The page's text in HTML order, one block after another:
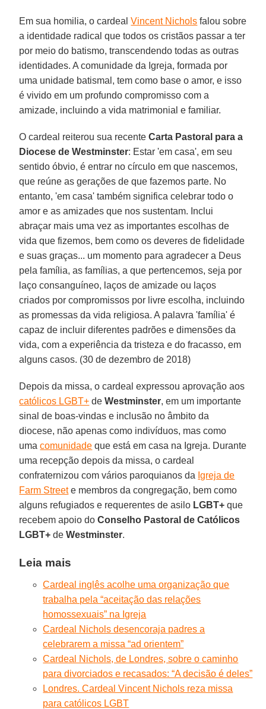
Em sua homilia, o cardealVincent Nichols falou sobre
a identidade radical que todos os cristãos passar a ter
por meio do batismo, transcendendo todas as outras
identidades. A comunidade da Igreja, formada por
uma unidade batismal, tem como base o amor, e isso
é vivido em um profundo compromisso com a
amizade, incluindo a vida matrimonial e familiar.
O cardeal reiterou sua recenteCarta Pastoral para a
Diocese de Westminster: Estar 'em casa', em seu
sentido óbvio, é entrar no círculo em que nascemos,
que reúne as gerações de que fazemos parte. No
entanto, 'em casa' também significa celebrar todo o
amor e as amizades que nos sustentam. Inclui
abraçar mais uma vez as importantes escolhas de
vida que fizemos, bem como os deveres de fidelidade
e suas graças... um momento para agradecer a Deus
pela família, as famílias, a que pertencemos, seja por
laço consanguíneo, laços de amizade ou laços
criados por compromissos por livre escolha, incluindo
as promessas da vida religiosa. A palavra 'família' é
capaz de incluir diferentes padrões e dimensões da
vida, com a experiência da tristeza e do fracasso, em
alguns casos. (30 de dezembro de 2018)
Depois da missa, o cardeal expressou aprovação aos
católicos LGBT+ deWestminster, em um importante
sinal de boas-vindas e inclusão no âmbito da
diocese, não apenas como indivíduos, mas como
umacomunidade que está em casa na Igreja. Durante
uma recepção depois da missa, o cardeal
confraternizou com vários paroquianos da Igreja de
Farm Streete membros da congregação, bem como
alguns refugiados e requerentes de asilo LGBT+ que
recebem apoio doConselho Pastoral de Católicos
LGBT+ deWestminster.
Leia mais
Cardeal inglês acolhe uma organização que
trabalha pela “aceitação das relações
homossexuais” na Igreja
Cardeal Nichols desencoraja padres a
celebrarem a missa “ad orientem”
Cardeal Nichols, de Londres, sobre o caminho
para divorciados e recasados: “A decisão é deles”
Londres. Cardeal Vincent Nichols reza missa
para católicos LGBT